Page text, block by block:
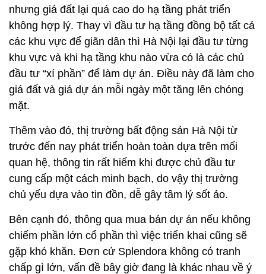
nhưng giá đất lại quá cao do hạ tầng phát triển
không hợp lý. Thay vì đầu tư hạ tầng đồng bộ tất cả
các khu vực để giãn dân thì Hà Nội lại đầu tư từng
khu vực và khi hạ tầng khu nào vừa có là các chủ
đầu tư “xí phần” để làm dự án. Điều này đã làm cho
giá đất và giá dự án mỗi ngày một tăng lên chóng
mặt.
Thêm vào đó, thị trường bất động sản Hà Nội từ
trước đến nay phát triển hoàn toàn dựa trên mối
quan hệ, thông tin rất hiếm khi được chủ đầu tư
cung cấp một cách minh bạch, do vậy thị trường
chủ yếu dựa vào tin đồn, dễ gây tâm lý sốt ảo.
Bên cạnh đó, thông qua mua bán dự án nếu không
chiếm phần lớn cổ phần thì việc triển khai cũng sẽ
gặp khó khăn. Đơn cử Splendora không có tranh
chấp gì lớn, vấn đề bây giờ đang là khác nhau về ý